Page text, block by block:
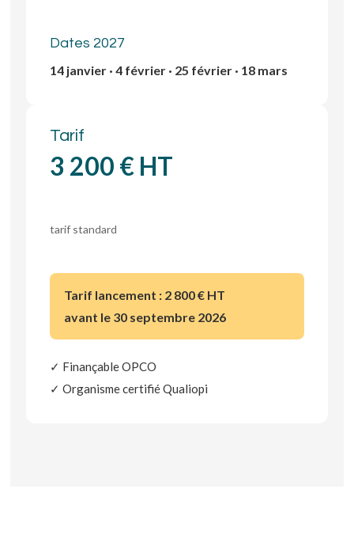
Dates 2027
14 janvier · 4 février · 25 février · 18 mars
Tarif
3 200 € HT
tarif standard
Tarif lancement : 2 800 € HT
avant le 30 septembre 2026
✓ Finançable OPCO
✓ Organisme certifié Qualiopi